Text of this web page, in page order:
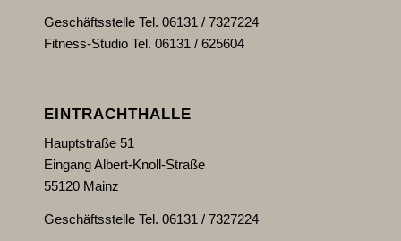
Geschäftsstelle Tel. 06131 / 7327224
Fitness-Studio Tel. 06131 / 625604
EINTRACHTHALLE
Hauptstraße 51
Eingang Albert-Knoll-Straße
55120 Mainz
Geschäftsstelle Tel. 06131 / 7327224